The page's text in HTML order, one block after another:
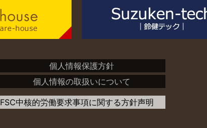
個人情報保護方針
個人情報の取扱いについて
FSC中核的労働要求事項に関する方針声明